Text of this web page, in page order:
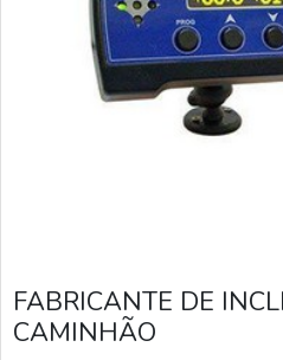
FABRICANTE DE
CAMINHÃO